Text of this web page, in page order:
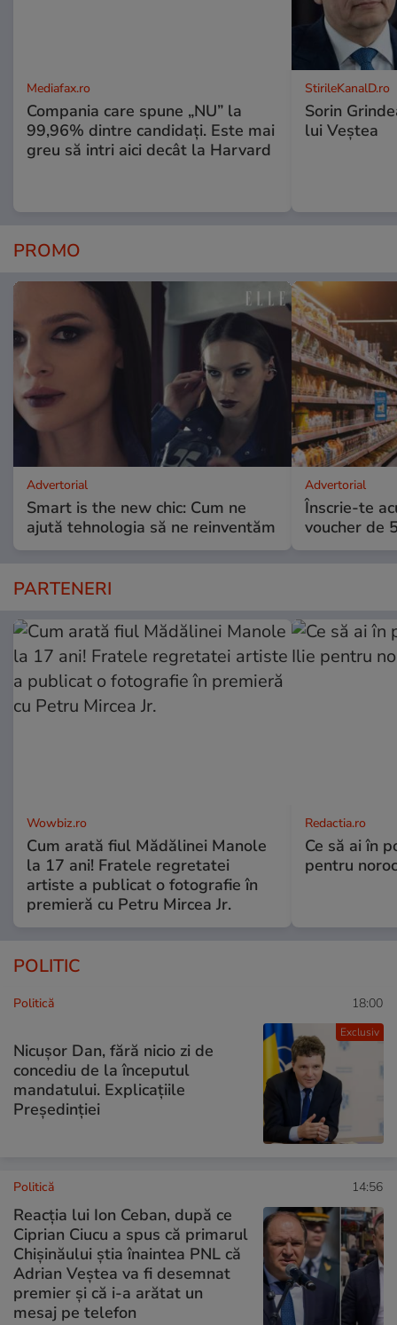
Mediafax.ro
Compania care spune „NU” la
99,96% dintre candidați. Este mai
greu să intri aici decât la Harvard
StirileKanalD.ro
Sorin
lui Veștea
PROMO
Advertorial
Smart is the new chic: Cum ne
ajută tehnologia să ne reinventăm
Advertorial
Înscrie-te
voucher de
PARTENERI
Wowbiz.ro
Cum arată fiul Mădălinei Manole
la 17 ani! Fratele regretatei
artiste a publicat o fotografie în
premieră cu Petru Mircea Jr.
Redactia.ro
Ce să ai în
pentru
POLITIC
Exclusiv
Politică 18:00
Nicușor Dan, fără nicio zi de
concediu de la începutul
mandatului. Explicațiile
Președinției
Politică 14:56
Reacția lui Ion Ceban, după ce
Ciprian Ciucu a spus că primarul
Chișinăului știa înaintea PNL că
Adrian Veștea va fi desemnat
premier și că i-a arătat un
mesaj pe telefon